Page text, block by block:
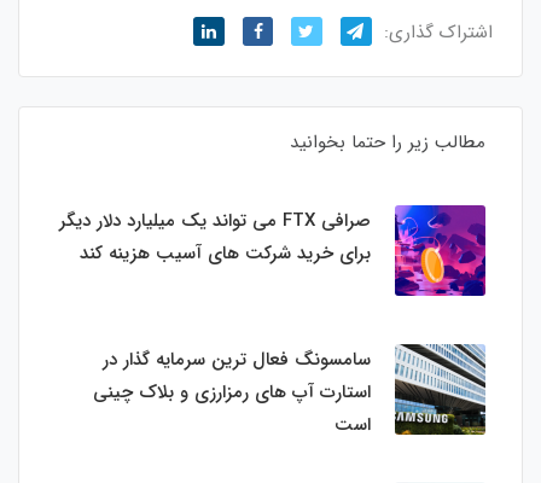
اشتراک گذاری:
مطالب زیر را حتما بخوانید
صرافی FTX می تواند یک میلیارد دلار دیگر
برای خرید شرکت های آسیب هزینه کند
سامسونگ فعال‌ ترین سرمایه‌ گذار در
استارت‌ آپ‌ های رمزارزی و بلاک چینی
است